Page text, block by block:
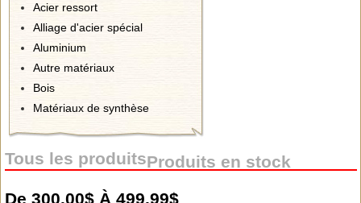
Acier ressort
Alliage d'acier spécial
Aluminium
Autre matériaux
Bois
Matériaux de synthèse
Tous les produitsProduits en stock
De 300.00$ À 499.99$